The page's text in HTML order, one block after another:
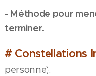
- Méthode pour
terminer.
# Constellations
personne).